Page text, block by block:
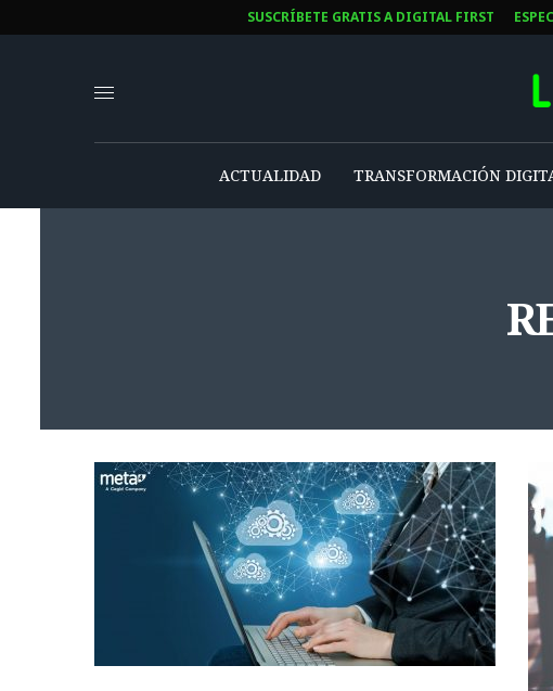
SUSCRÍBETE GRATIS A DIGITAL FIRST
ACTUALIDAD TRANSFORMACIÓN